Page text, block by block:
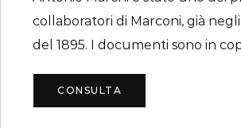
collaboratori di Marconi, già
del 1895. I documenti sono in
CONSULTA